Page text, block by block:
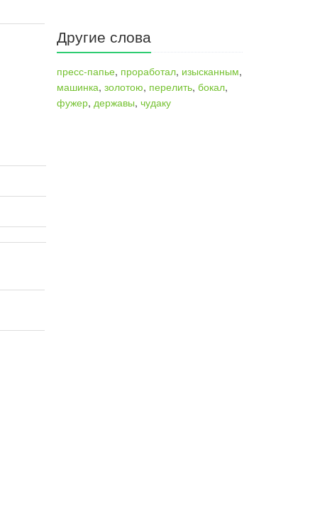
Другие слова
пресс-папье, проработал, изысканным,
машинка, золотою, перелить, бокал,
фужер, державы, чудаку